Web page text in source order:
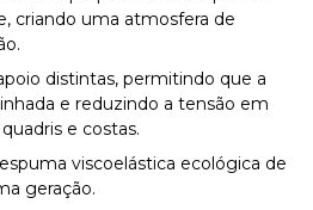
criando uma atmosfera de
distintas, permitindo que a
e reduzindo a tensão em
e costas.
viscoelástica ecológica de
geração.